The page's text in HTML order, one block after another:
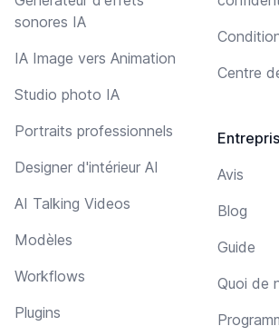
sonores IA
IA Image vers Animation
Studio photo IA
Portraits professionnels
Designer d'intérieur AI
AI Talking Videos
Modèles
Workflows
Plugins
Centre
Avis
Blog
Guide
Quoi de